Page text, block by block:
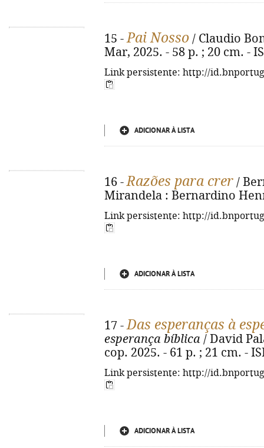
15 -Pai Nosso / Claudio
Mar, 2025. - 58 p. ; 20 cm. -
Link persistente: http://
ADICIONAR À LISTA
16 -Razões para crer /
Mirandela : Bernardino
Link persistente: http://
ADICIONAR À LISTA
17 -Das esperanças à
esperança bíblica / David
cop. 2025. - 61 p. ; 21 cm. -
Link persistente: http://
ADICIONAR À LISTA